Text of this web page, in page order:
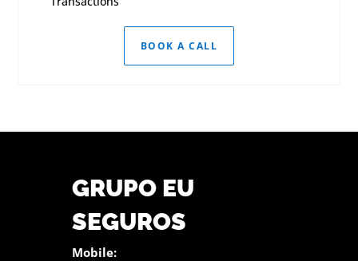
BOOK A CALL
GRUPO EU
SEGUROS
Mobile: